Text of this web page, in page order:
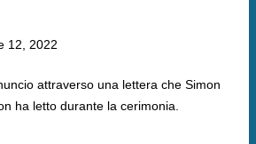
12, 2022
attraverso una lettera che Simon
ha letto durante la cerimonia.